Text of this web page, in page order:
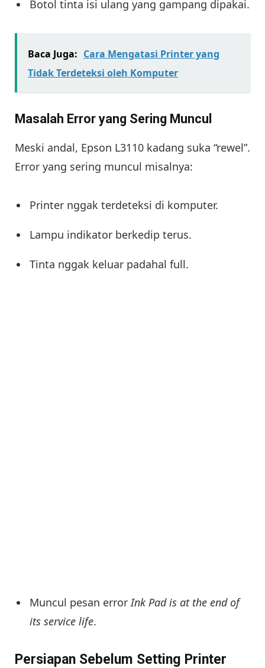
Botol tinta isi ulang yang gampang dipakai.
Baca Juga: Cara Mengatasi Printer yang
Tidak Terdeteksi oleh Komputer
Masalah Error yang Sering Muncul
Meski andal, Epson L3110 kadang suka “rewel”.
Error yang sering muncul misalnya:
Printer nggak terdeteksi di komputer.
Lampu indikator berkedip terus.
Tinta nggak keluar padahal full.
Muncul pesan error Ink Pad is at the end of
its service life.
Persiapan Sebelum Setting Printer